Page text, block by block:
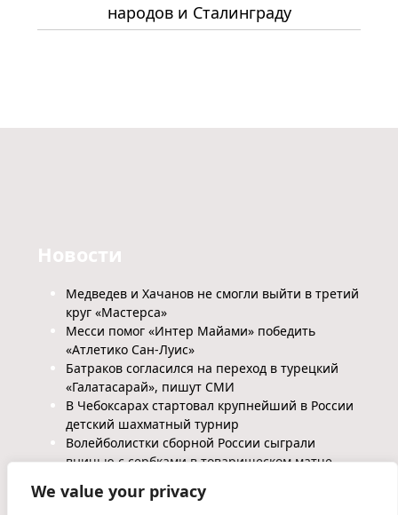
We value your privacy
народов и Сталинграду
Новости
Медведев и Хачанов не смогли выйти в третий
круг «Мастерса»
Месси помог «Интер Майами» победить
«Атлетико Сан-Луис»
Батраков согласился на переход в турецкий
«Галатасарай», пишут СМИ
В Чебоксарах стартовал крупнейший в России
детский шахматный турнир
Волейболистки сборной России сыграли
вничью с сербками в товарищеском матче